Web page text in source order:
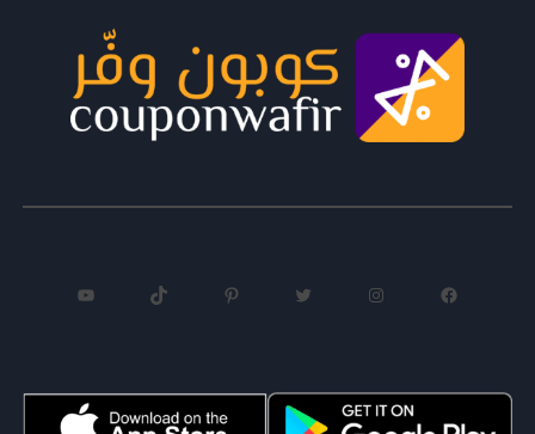
فيسبوك إنستجرام تويتر بينتريست تيك توك يوتيوب